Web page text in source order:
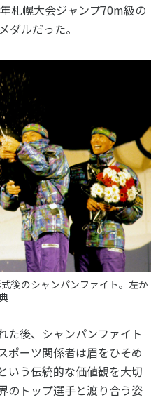
年札幌大会ジャンプ70m級の
ダルだった。
後のシャンパンファイト。左か
た後、シャンパンファイト
ポーツ関係者は眉をひそめ
いう伝統的な価値観を大切
のトップ選手と渡り合う姿